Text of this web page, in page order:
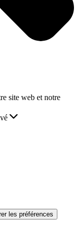
site web et notre
les préférences